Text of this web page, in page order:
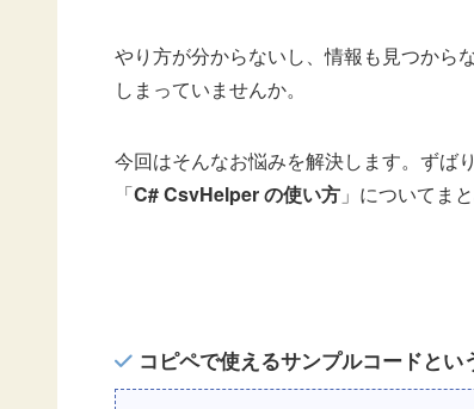
やり方が分からないし、情報も見つから
しまっていませんか。
今回はそんなお悩みを解決します。ずば
「C# CsvHelper の使い方 」についてま
コピペで使えるサンプルコードとい